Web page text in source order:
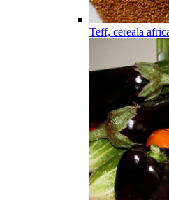
Teff, cereala